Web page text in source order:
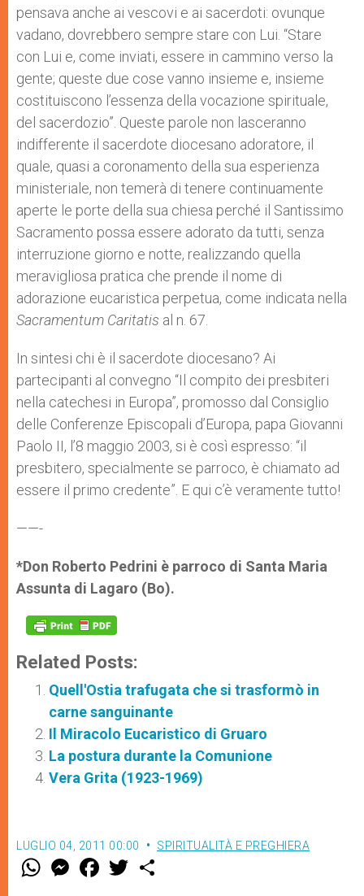
pensava anche ai vescovi e ai sacerdoti: ovunque
vadano, dovrebbero sempre stare con Lui. “Stare
con Lui e, come inviati, essere in cammino verso la
gente; queste due cose vanno insieme e, insieme
costituiscono l’essenza della vocazione spirituale,
del sacerdozio”. Queste parole non lasceranno
indifferente il sacerdote diocesano adoratore, il
quale, quasi a coronamento della sua esperienza
ministeriale, non temerà di tenere continuamente
aperte le porte della sua chiesa perché il Santissimo
Sacramento possa essere adorato da tutti, senza
interruzione giorno e notte, realizzando quella
meravigliosa pratica che prende il nome di
adorazione eucaristica perpetua, come indicata nella
Sacramentum Caritatis al n. 67.
In sintesi chi è il sacerdote diocesano? Ai
partecipanti al convegno “Il compito dei presbiteri
nella catechesi in Europa”, promosso dal Consiglio
delle Conferenze Episcopali d’Europa, papa Giovanni
Paolo II, l’8 maggio 2003, si è così espresso: “il
presbitero, specialmente se parroco, è chiamato ad
essere il primo credente”. E qui c’è veramente tutto!
——-
*Don Roberto Pedrini è parroco di Santa Maria
Assunta di Lagaro (Bo).
Related Posts:
Quell'Ostia trafugata che si trasformò in
carne sanguinante
Il Miracolo Eucaristico di Gruaro
La postura durante la Comunione
Vera Grita (1923-1969)
LUGLIO 04, 2011 00:00 SPIRITUALITÀ E PREGHIERA
W M
e
F
a w